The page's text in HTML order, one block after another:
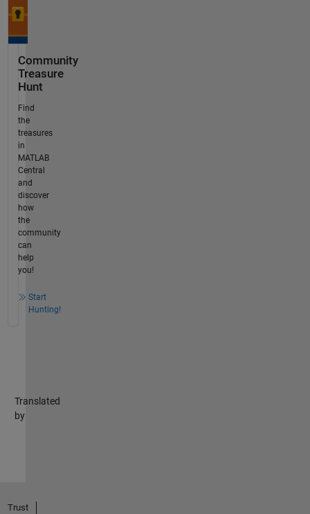
Community
Treasure
Hunt
Find
the
treasures
in
MATLAB
Central
and
discover
how
the
community
can
help
you!
Start
Hunting!
Translated
by
Trust